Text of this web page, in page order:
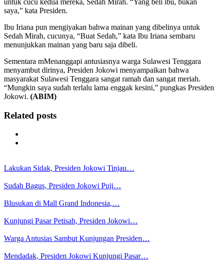
saya,” kata Presiden.
Ibu Iriana pun mengiyakan bahwa mainan yang dibelinya untuk
Sedah Mirah, cucunya, “Buat Sedah,” kata Ibu Iriana sembaru
menunjukkan mainan yang baru saja dibeli.
Sementara mMenanggapi antusiasnya warga Sulawesi Tenggara
menyambut dirinya, Presiden Jokowi menyampaikan bahwa
masyarakat Sulawesi Tenggara sangat ramah dan sangat meriah.
“Mungkin saya sudah terlalu lama enggak kesini,” pungkas Presiden
Jokowi. (ABIM)
Related posts
Lakukan Sidak, Presiden Jokowi Tinjau…
Sudah Bagus, Presiden Jokowi Puji…
Blusukan di Mall Grand Indonesia,…
Kunjungi Pasar Petisah, Presiden Jokowi…
Warga Antusias Sambut Kunjungan Presiden…
Mendadak, Presiden Jokowi Kunjungi Pasar…